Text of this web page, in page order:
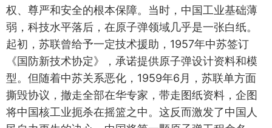
权、尊严和安全的根本保障。当时，中国工业基础薄
弱，科技水平落后，在原子弹领域几乎是一张白纸。
起初，苏联曾给予一定技术援助，1957年中苏签订
《国防新技术协定》，承诺提供原子弹设计资料和模
型。但随着中苏关系恶化，1959年6月，苏联单方面
撕毁协议，撤走全部在华专家，带走图纸资料，企图
将中国核工业扼杀在摇篮之中。这反而激发了中国人